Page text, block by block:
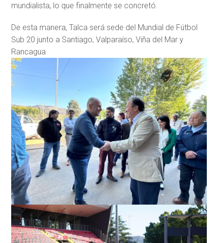
mundialista, lo que finalmente se concretó.
De esta manera, Talca será sede del Mundial de Fútbol
Sub 20 junto a Santiago, Valparaíso, Viña del Mar y
Rancagua